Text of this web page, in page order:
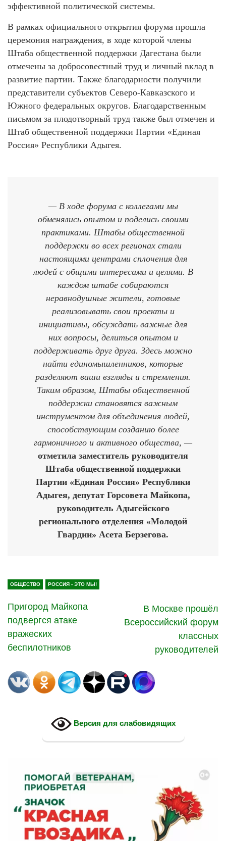
эффективной политической системы.
В рамках официального открытия форума прошла
церемония награждения, в ходе которой члены
Штаба общественной поддержки Дагестана были
отмечены за добросовестный труд и личный вклад в
развитие партии. Также благодарности получили
представители субъектов Северо-Кавказского и
Южного федеральных округов. Благодарственным
письмом за плодотворный труд также был отмечен и
Штаб общественной поддержки Партии «Единая
Россия» Республики Адыгея.
— В ходе форума с коллегами мы
обменялись опытом и поделись своими
практиками. Штабы общественной
поддержки во всех регионах стали
настоящими центрами сплочения для
людей с общими интересами и целями. В
каждом штабе собираются
неравнодушные жители, готовые
реализовывать свои проекты и
инициативы, обсуждать важные для
них вопросы, делиться опытом и
поддерживать друг друга. Здесь можно
найти единомышленников, которые
разделяют ваши взгляды и стремления.
Таким образом, Штабы общественной
поддержки становятся важным
инструментом для объединения людей,
способствующим созданию более
гармоничного и активного общества, —
отметила заместитель руководителя
Штаба общественной поддержки
Партии «Единая Россия» Республики
Адыгея, депутат Горсовета Майкопа,
руководитель Адыгейского
регионального отделения «Молодой
Гвардии» Асета Берзегова.
ОБЩЕСТВО РОССИЯ - ЭТО МЫ!
Пригород Майкопа
подвергся атаке
вражеских
беспилотников
В Москве прошёл
Всероссийский форум
классных
руководителей
Версия для слабовидящих